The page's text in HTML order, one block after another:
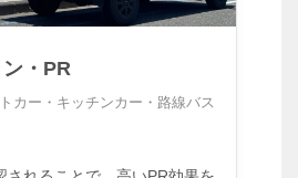
・PR
カー・キッチンカー・路線バス